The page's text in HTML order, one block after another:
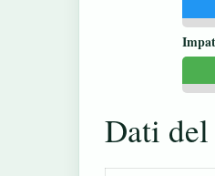
Dati